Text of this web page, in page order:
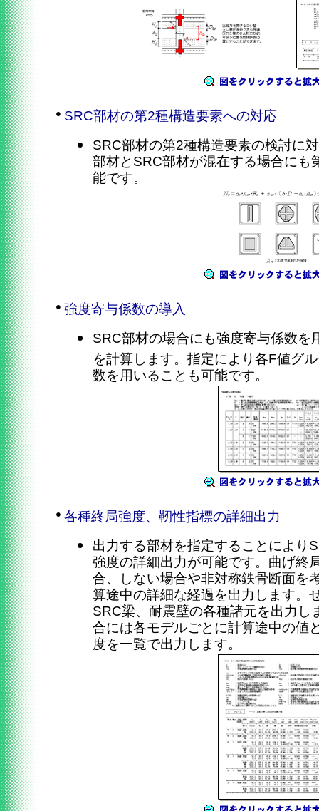
● SRC部材の第2種構造要素への対応
SRC部材の第2種構造要素の検討に
部材とSRC部材が混在する場合にも
能です。
● 強度寄与係数の導入
SRC部材の場合にも強度寄与係数を
を計算します。指定により各F値グ
数を用いることも可能です。
● 各種終局強度、靭性指標の詳細出力
出力する部材を指定することにより
強度の詳細出力が可能です。曲げ終
合、しない場合や非対称鉄骨断面を
算途中の詳細な経過を出力します。
SRC梁、耐震壁の各種諸元を出力し
合には各モデルごとに計算途中の値
度を一覧で出力します。